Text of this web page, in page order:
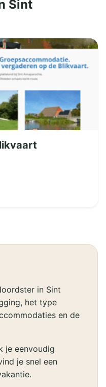
Sint
in Sint
het type
en de
je eenvoudig
je snel een